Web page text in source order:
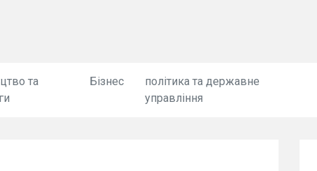
та
Бізнес
політика та державне
управління